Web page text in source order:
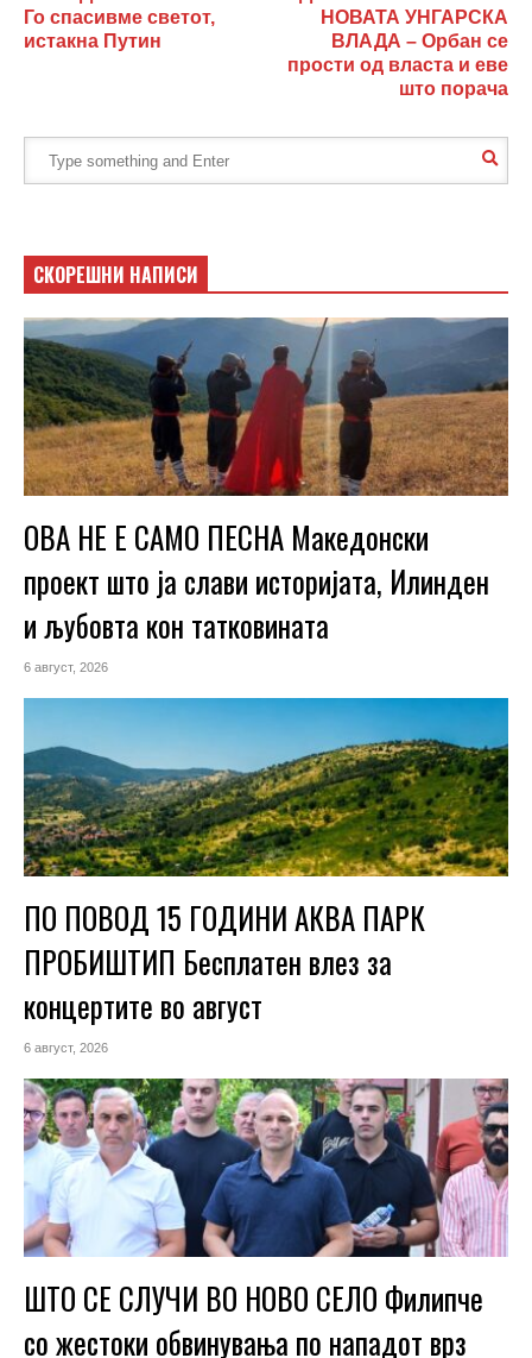
Го спасивме светот,
истакна Путин
НОВАТА УНГАРСКА
ВЛАДА – Орбан се
прости од власта и еве
што порача
СКОРЕШНИ НАПИСИ
ОВА НЕ Е САМО ПЕСНА Македонски
проект што ја слави историјата, Илинден
и љубовта кон татковината
6 август, 2026
ПО ПОВОД 15 ГОДИНИ АКВА ПАРК
ПРОБИШТИП Бесплатен влез за
концертите во август
6 август, 2026
ШТО СЕ СЛУЧИ ВО НОВО СЕЛО Филипче
со жестоки обвинувања по нападот врз